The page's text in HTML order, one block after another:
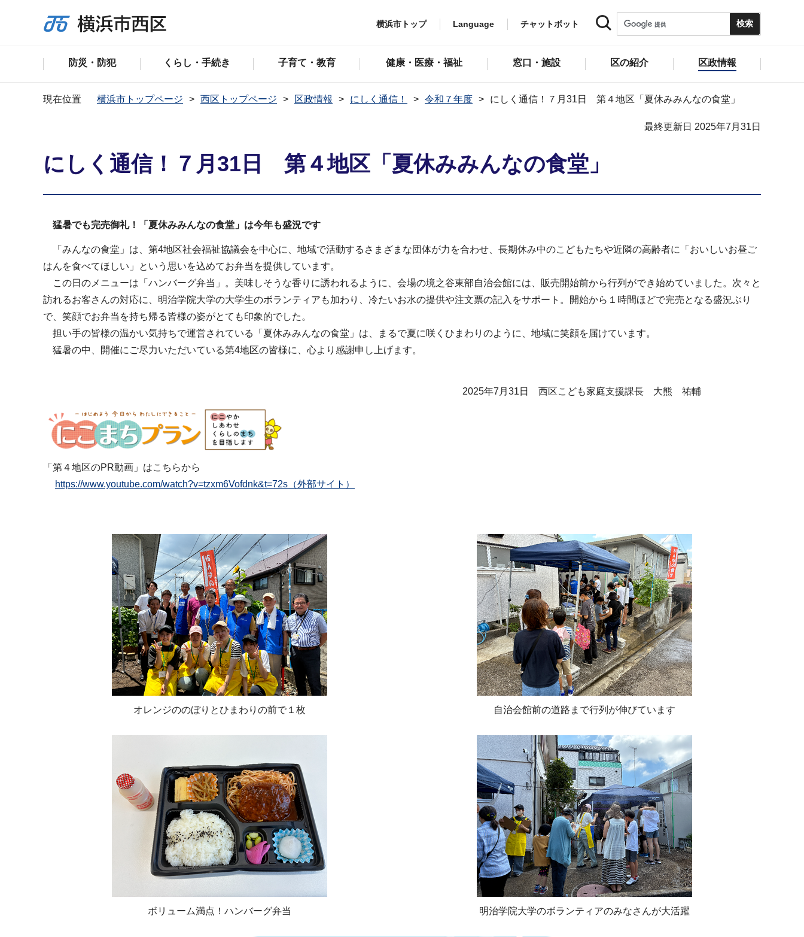
横浜市トップ Language チャットボット
防災・防犯 くらし・手続き 子育て・教育 健康・医療・福祉 窓口・施設 区の紹介 区政情報
現在位置 横浜市トップページ 西区トップページ 区政情報 にしく通信！ 令和７年度 にしく通信！７月31日 第４地区「夏休みみんなの食堂」
最終更新日 2025年7月31日
にしく通信！７月31日 第４地区「夏休みみんなの食堂」
猛暑でも完売御礼！「夏休みみんなの食堂」は今年も盛況です
「みんなの食堂」は、第4地区社会福祉協議会を中心に、地域で活動するさまざまな団体が力を合わせ、長期休み中のこどもたちや近隣の高齢者に「おいしいお昼ご
はんを食べてほしい」という思いを込めてお弁当を提供しています。
この日のメニューは「ハンバーグ弁当」。美味しそうな香りに誘われるように、会場の境之谷東部自治会館には、販売開始前から行列ができ始めていました。次々と
訪れるお客さんの対応に、明治学院大学の大学生のボランティアも加わり、冷たいお水の提供や注文票の記入をサポート。開始から１時間ほどで完売となる盛況ぶり
で、笑顔でお弁当を持ち帰る皆様の姿がとても印象的でした。
担い手の皆様の温かい気持ちで運営されている「夏休みみんなの食堂」は、まるで夏に咲くひまわりのように、地域に笑顔を届けています。
猛暑の中、開催にご尽力いただいている第4地区の皆様に、心より感謝申し上げます。
2025年7月31日 西区こども家庭支援課長 大熊 祐輔
「第４地区のPR動画」はこちらから
https://www.youtube.com/watch?v=tzxm6Vofdnk&t=72s（外部サイト）
オレンジののぼりとひまわりの前で１枚 自治会館前の道路まで行列が伸びています
ボリューム満点！ハンバーグ弁当 明治学院大学のボランティアのみなさんが大活躍